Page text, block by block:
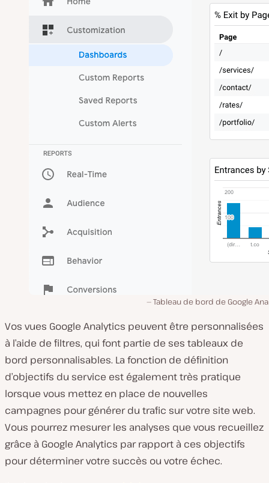
Tableau de bord de Google
Vos vues Google Analytics peuvent être personnalisées
à l’aide de filtres, qui font partie de ses tableaux de
bord personnalisables. La fonction de définition
d’objectifs du service est également très pratique
lorsque vous mettez en place de nouvelles
campagnes pour générer du trafic sur votre site web.
Vous pourrez mesurer les analyses que vous recueillez
grâce à Google Analytics par rapport à ces objectifs
pour déterminer votre succès ou votre échec.